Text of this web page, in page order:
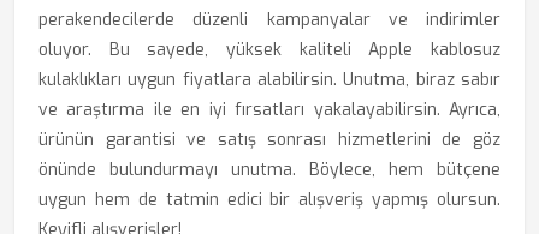
perakendecilerde düzenli kampanyalar ve indirimler
oluyor. Bu sayede, yüksek kaliteli Apple kablosuz
kulaklıkları uygun fiyatlara alabilirsin. Unutma, biraz sabır
ve araştırma ile en iyi fırsatları yakalayabilirsin. Ayrıca,
ürünün garantisi ve satış sonrası hizmetlerini de göz
önünde bulundurmayı unutma. Böylece, hem bütçene
uygun hem de tatmin edici bir alışveriş yapmış olursun.